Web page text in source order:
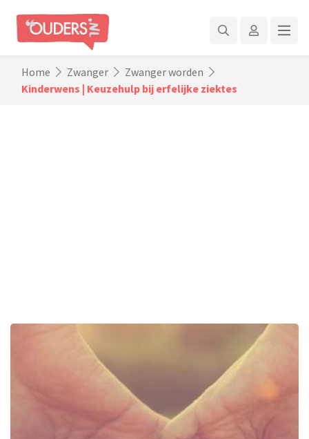
Home Zwanger
Zwanger worden
Kinderwens | Keuzehulp bij erfelijke ziektes